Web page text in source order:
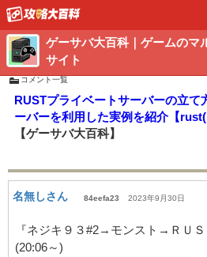
ゲーサバ大百科｜ゲームのマ
サイト
コメント一覧
RUSTプライベートサーバーの立て
ーバーを利用した実例を紹介【rust(
【ゲーサバ大百科】
名無しさん 84eefa23 2023年9月30日
『ネジキ９３#2→モンスト→ＲＵＳ
(20:06～)